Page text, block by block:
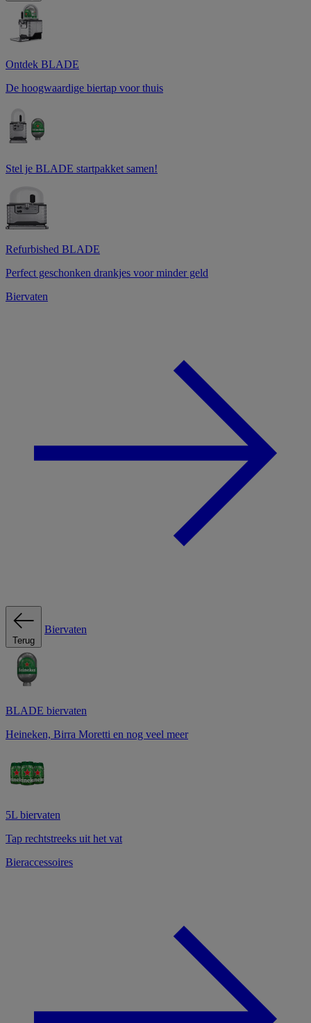
Ontdek BLADE
De hoogwaardige biertap voor thuis
Stel je BLADE startpakket samen!
Refurbished BLADE
Perfect geschonken drankjes voor minder geld
Biervaten
Terug
Biervaten
BLADE biervaten
Heineken, Birra Moretti en nog veel meer
5L biervaten
Tap rechtstreeks uit het vat
Bieraccessoires